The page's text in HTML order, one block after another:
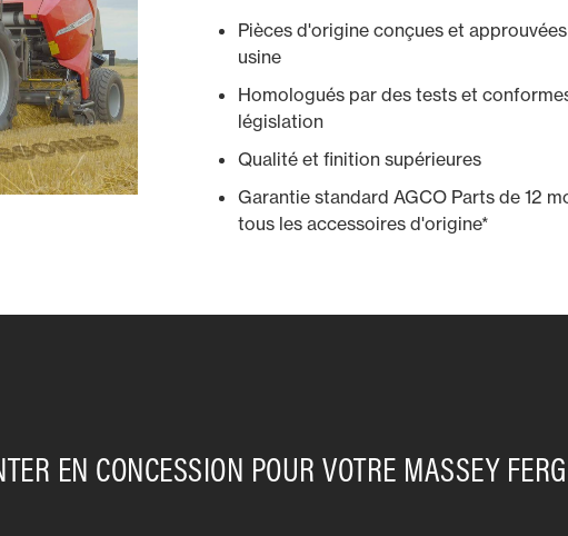
Pièces d'origine conçues et
usine
Homologués par des tests et
législation
Qualité et finition supérieures
Garantie standard AGCO Parts de 12
tous les accessoires d'origine*
EN CONCESSION POUR VOTRE MASSEY